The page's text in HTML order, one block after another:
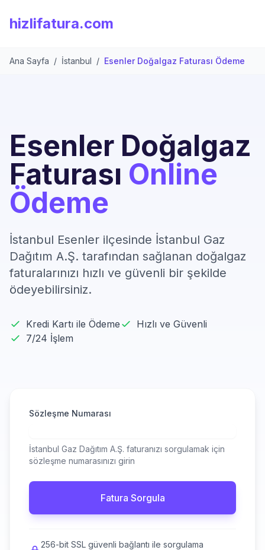
hizlifatura.com
Ana Sayfa / İstanbul / Esenler Doğalgaz Faturası Ödeme
Esenler Doğalgaz
Faturası Online
Ödeme
İstanbul Esenler ilçesinde İstanbul Gaz
Dağıtım A.Ş. tarafından sağlanan doğalgaz
faturalarınızı hızlı ve güvenli bir şekilde
ödeyebilirsiniz.
Kredi Kartı ile Ödeme
Hızlı ve Güvenli
7/24 İşlem
Sözleşme Numarası
İstanbul Gaz Dağıtım A.Ş. faturanızı sorgulamak için
sözleşme numarasınızı girin
Fatura Sorgula
256-bit SSL güvenli bağlantı ile sorgulama